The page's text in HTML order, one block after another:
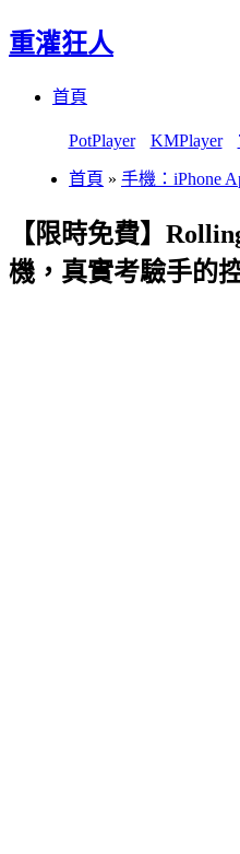
重灌狂人
首頁
PotPlayer KMPlayer
首頁 » 手機：iPhone
【限時免費】
機，真實考驗手的